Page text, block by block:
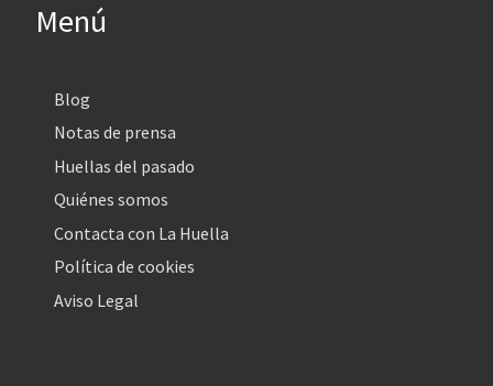
Menú
Blog
Notas de prensa
Huellas del pasado
Quiénes somos
Contacta con La Huella
Política de cookies
Aviso Legal